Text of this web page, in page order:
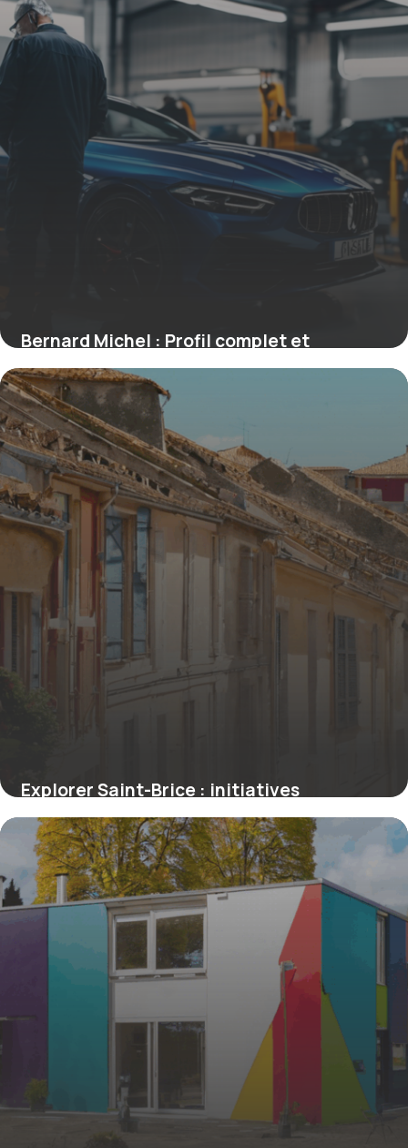
Bernard Michel : Profil complet et
actualités 2026
5 décembre 2025
Explorer Saint-Brice : initiatives
solidaires et enracinement local
4 juillet 2025